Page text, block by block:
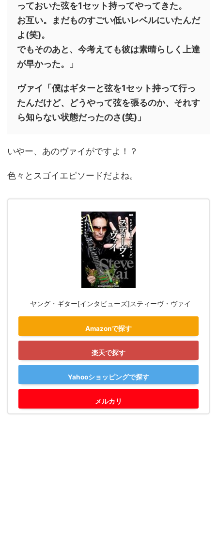
っておいた弦を1セット持ってやってきた。
お互い。まだものすごい低いレベルにいたんだ
よ(笑)。
でもそのあと、今考えても彼は素晴らしく上達
が早かった。」
ヴァイ「僕はギターと弦を1セット持って行っ
たんだけど、どうやって弦を張るのか、それす
ら知らない状態だったのさ(笑)」
いやー、あのヴァイがですよ！？
色々とスゴイエピソードだよね。
ヤング・ギター[インタビューズ]スティーヴ・ヴァイ
Amazonで探す
楽天で探す
Yahooショッピングで探す
メルカリ